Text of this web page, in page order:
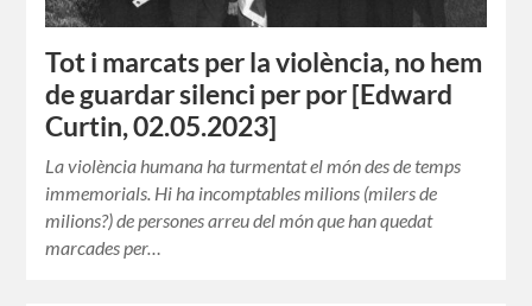
Tot i marcats per la violència, no hem
de guardar silenci per por [Edward
Curtin, 02.05.2023]
La violència humana ha turmentat el món des de temps
immemorials. Hi ha incomptables milions (milers de
milions?) de persones arreu del món que han quedat
marcades per…